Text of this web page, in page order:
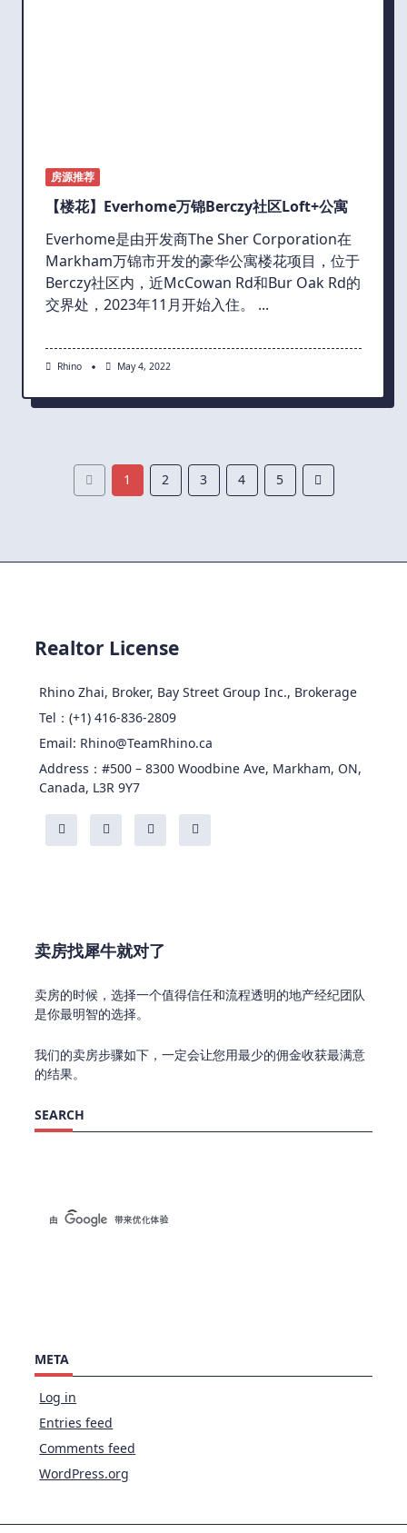
房源推荐
【楼花】Everhome万锦Berczy社区Loft+公寓
Everhome是由开发商The Sher Corporation在
Markham万锦市开发的豪华公寓楼花项目，位于
Berczy社区内，近McCowan Rd和Bur Oak Rd的
交界处，2023年11月开始入住。
...
Rhino May 4, 2022
1 2 3 4 5
Realtor License
Rhino Zhai, Broker, Bay Street Group Inc., Brokerage
Tel：(+1) 416-836-2809
Email: Rhino@TeamRhino.ca
Address：#500 – 8300 Woodbine Ave, Markham, ON,
Canada, L3R 9Y7
卖房找犀牛就对了
卖房的时候，选择一个值得信任和流程透明的地产经纪团队
是你最明智的选择。
我们的卖房步骤如下，一定会让您用最少的佣金收获最满意
的结果。
SEARCH
META
Log in
Entries feed
Comments feed
WordPress.org